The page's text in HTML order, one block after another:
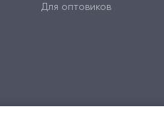
Для оптовиков